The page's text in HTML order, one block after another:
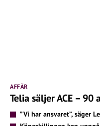
AFFÄR
Telia säljer ACE –
”Vi har ansvaret”, säger